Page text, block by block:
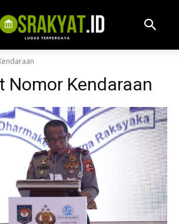
Nomor Kendaraan